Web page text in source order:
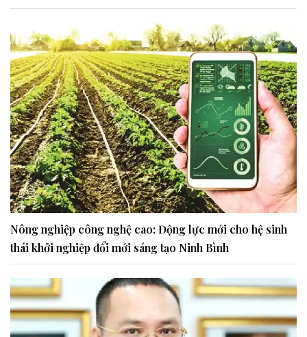
Nông nghiệp công nghệ cao: Động lực mới cho hệ sinh
thái khởi nghiệp đổi mới sáng tạo Ninh Bình